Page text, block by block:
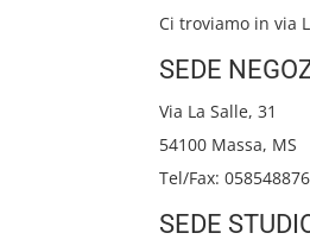
Ci troviamo in via
SEDE
Via La Salle, 31
54100 Massa, MS
Tel/Fax:
SEDE